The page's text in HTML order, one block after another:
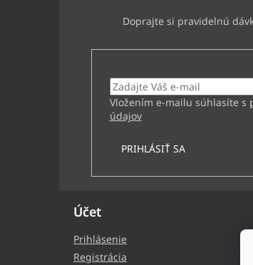
Vložením e-mailu súhlasíte s
údajov
PRIHLÁSIŤ SA
Účet
Prihlásenie
Registrácia